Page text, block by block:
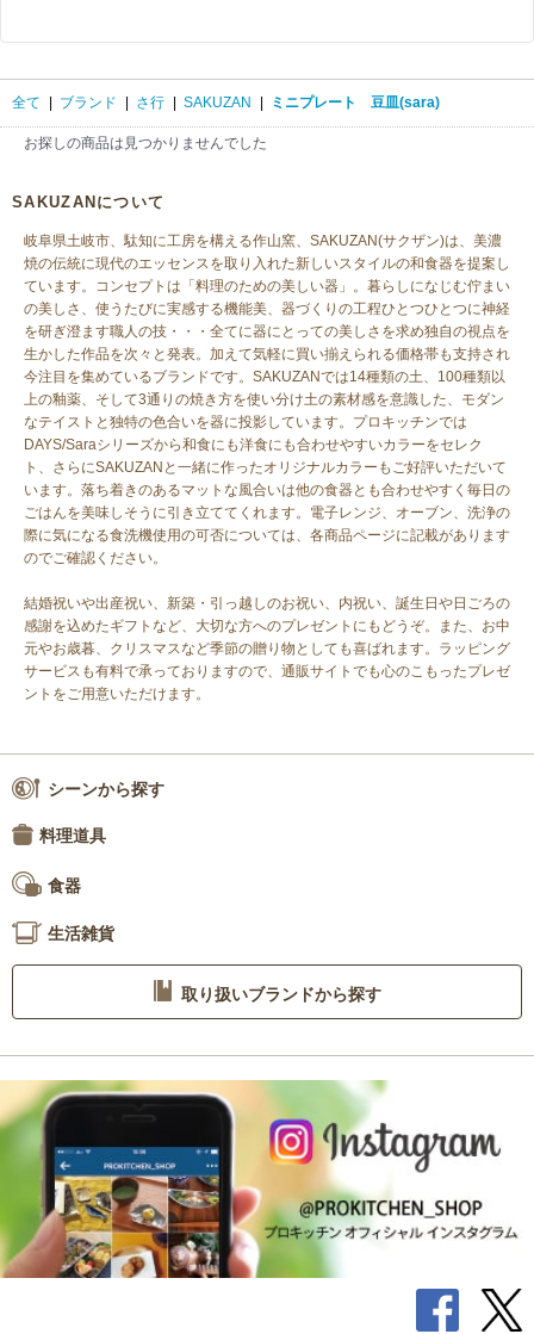
全て ブランド さ行 SAKUZAN ミニプレート 豆皿(sara)
お探しの商品は見つかりませんでした
SAKUZANについて
岐阜県土岐市、駄知に工房を構える作山窯、SAKUZAN(サクザン)は、美濃
焼の伝統に現代のエッセンスを取り入れた新しいスタイルの和食器を提案し
ています。コンセプトは「料理のための美しい器」。暮らしになじむ佇まい
の美しさ、使うたびに実感する機能美、器づくりの工程ひとつひとつに神経
を研ぎ澄ます職人の技・・・全てに器にとっての美しさを求め独自の視点を
生かした作品を次々と発表。加えて気軽に買い揃えられる価格帯も支持され
今注目を集めているブランドです。SAKUZANでは14種類の土、100種類以
上の釉薬、そして3通りの焼き方を使い分け土の素材感を意識した、モダン
なテイストと独特の色合いを器に投影しています。プロキッチンでは
DAYS/Saraシリーズから和食にも洋食にも合わせやすいカラーをセレク
ト、さらにSAKUZANと一緒に作ったオリジナルカラーもご好評いただいて
います。落ち着きのあるマットな風合いは他の食器とも合わせやすく毎日の
ごはんを美味しそうに引き立ててくれます。電子レンジ、オーブン、洗浄の
際に気になる食洗機使用の可否については、各商品ページに記載があります
のでご確認ください。
結婚祝いや出産祝い、新築・引っ越しのお祝い、内祝い、誕生日や日ごろの
感謝を込めたギフトなど、大切な方へのプレゼントにもどうぞ。また、お中
元やお歳暮、クリスマスなど季節の贈り物としても喜ばれます。ラッピング
サービスも有料で承っておりますので、通販サイトでも心のこもったプレゼ
ントをご用意いただけます。
シーンから探す
料理道具
食器
生活雑貨
取り扱いブランドから探す